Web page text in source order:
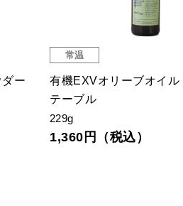
ー
常温
有機EXVオリーブオイ
テーブル
229g
1,360円（税込）